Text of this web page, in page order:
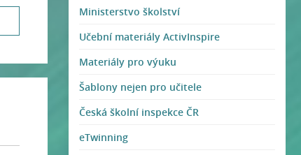
Ministerstvo školství
Učební materiály ActivInspire
Materiály pro výuku
Šablony nejen pro učitele
Česká školní inspekce ČR
eTwinning